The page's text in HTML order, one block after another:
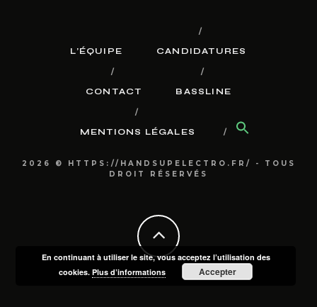
L’ÉQUIPE CANDIDATURES
CONTACT BASSLINE
MENTIONS LÉGALES
2026 © HTTPS://HANDSUPELECTRO.FR/ - TOUS
DROIT RÉSERVÉS
En continuant à utiliser le site, vous acceptez l’utilisation des
cookies.Plus d’informations Accepter